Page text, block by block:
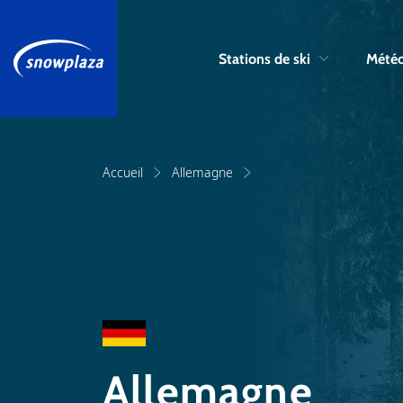
Stations de ski
Accueil Allemagne
Allemagne